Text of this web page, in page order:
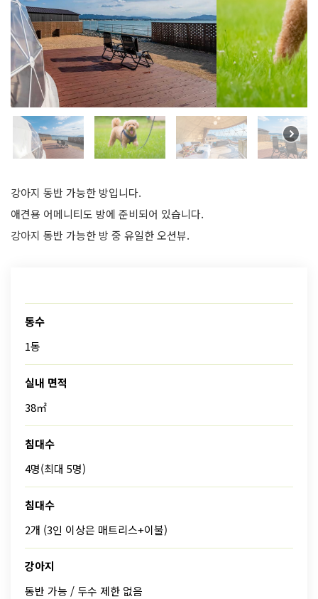
강아지 동반 가능한 방입니다.
애견용 어메니티도 방에 준비되어 있습니다.
강아지 동반 가능한 방 중 유일한 오션뷰.
동수
1동
실내 면적
38㎡
침대수
4명(최대 5명)
침대수
2개 (3인 이상은 매트리스+이불)
강아지
동반 가능 / 두수 제한 없음